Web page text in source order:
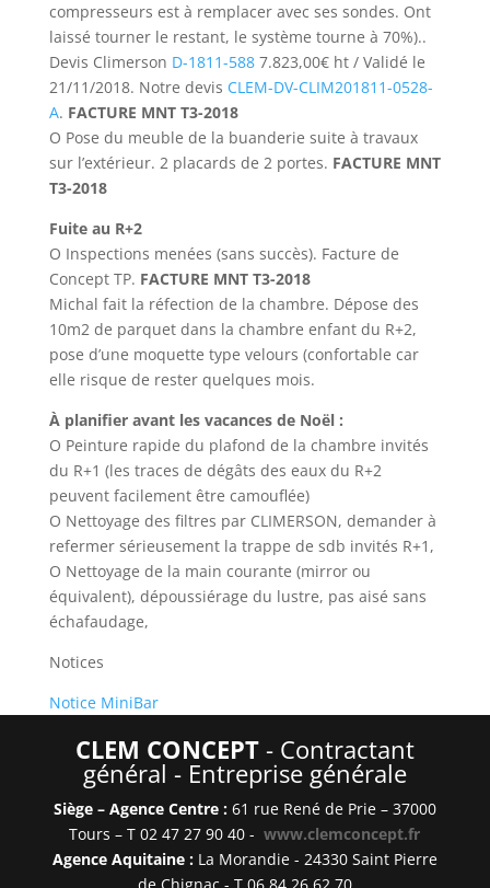
compresseurs est à remplacer avec ses sondes. Ont
laissé tourner le restant, le système tourne à 70%)..
Devis Climerson D-1811-5887.823,00€ ht / Validé le
21/11/2018. Notre devis CLEM-DV-CLIM201811-0528-
A. FACTURE MNT T3-2018
O Pose du meuble de la buanderie suite à travaux
sur l’extérieur. 2 placards de 2 portes. FACTURE MNT
T3-2018
Fuite au R+2
O Inspections menées (sans succès). Facture de
Concept TP. FACTURE MNT T3-2018
Michal fait la réfection de la chambre. Dépose des
10m2 de parquet dans la chambre enfant du R+2,
pose d’une moquette type velours (confortable car
elle risque de rester quelques mois.
À planifier avant les vacances de Noël :
O Peinture rapide du plafond de la chambre invités
du R+1 (les traces de dégâts des eaux du R+2
peuvent facilement être camouflée)
O Nettoyage des filtres par CLIMERSON, demander à
refermer sérieusement la trappe de sdb invités R+1,
O Nettoyage de la main courante (mirror ou
équivalent), dépoussiérage du lustre, pas aisé sans
échafaudage,
Notices
Notice MiniBar
CLEM CONCEPT- Contractant
général - Entreprise générale
Siège – Agence Centre :61 rue René de Prie – 37000
Tours – T 02 47 27 90 40 - www.clemconcept.fr
Agence Aquitaine :La Morandie - 24330 Saint Pierre